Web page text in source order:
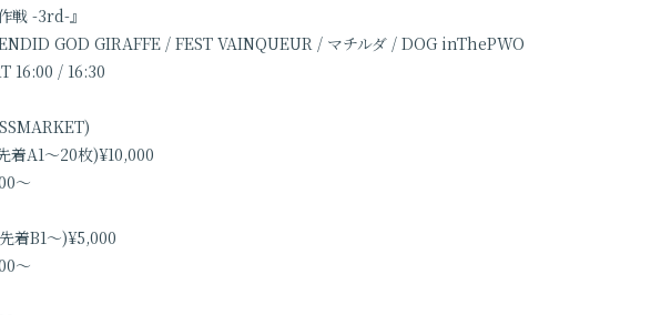
戦 -3rd-』
GOD GIRAFFE / FEST VAINQUEUR / マチルダ / DOG inThePWO
16:00 / 16:30
着A1〜20枚)¥10,000
〜
着B1〜)¥5,000
〜